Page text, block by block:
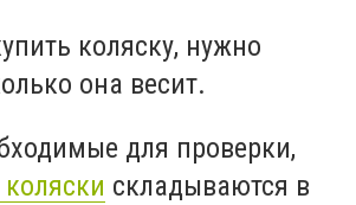
коляску, нужно
она весит.
для проверки,
складываются в